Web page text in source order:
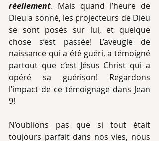
réellement. Mais quand l’heure de
Dieu a sonné, les projecteurs de Dieu
se sont posés sur lui, et quelque
chose s’est passée! L’aveugle de
naissance qui a été guéri, a témoigné
partout que c’est Jésus Christ qui a
opéré sa guérison! Regardons
l’impact de ce témoignage dans Jean
9!
N’oublions pas que si tout était
toujours parfait dans nos vies, nous